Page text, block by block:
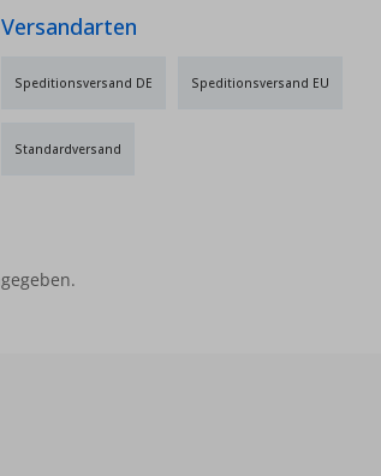
Versandarten
Standardversand
Speditionsversand DE Speditionsversand EU